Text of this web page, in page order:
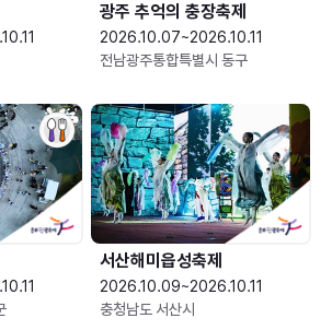
광주 추억의 충장축제
2026.10.07~2026.10.11
전남광주통합특별시 동구
서산해미읍성축제
2026.10.09~2026.10.11
충청남도 서산시